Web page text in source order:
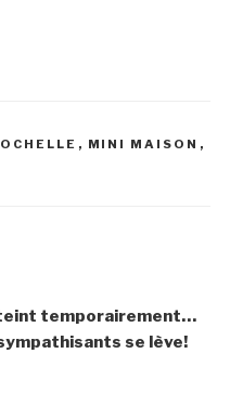
, MINI MAISON ,
temporairement…
se lève!